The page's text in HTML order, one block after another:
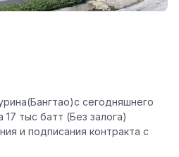
сегодняшнего
тыс батт (Без залога)
и подписания контракта с